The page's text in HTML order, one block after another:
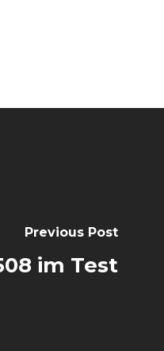
Previous Post
im Test